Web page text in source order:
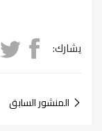
يشارك:
المنشور السابق